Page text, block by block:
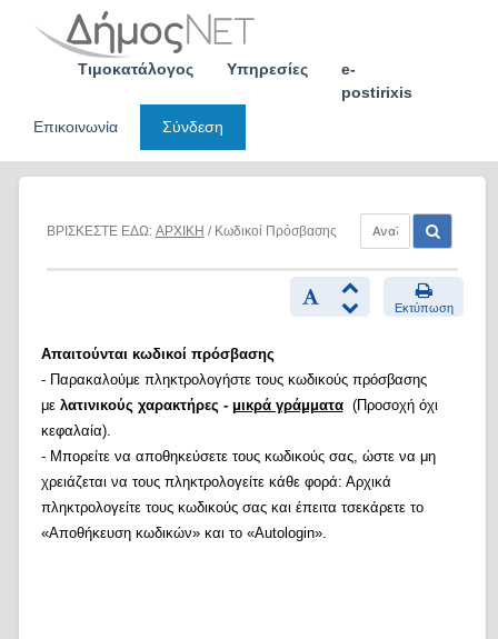
Τιμοκατάλογος Υπηρεσίες
e-
postirixis
Επικοινωνία
Σύνδεση
ΒΡΙΣΚΕΣΤΕ ΕΔΩ: ΑΡΧΙΚΗ / Κωδικοί Πρόσβασης
Εκτύπωση
Απαιτούνται κωδικοί πρόσβασης
- Παρακαλούμε πληκτρολογήστε τους κωδικούς πρόσβασης
με λατινικούς χαρακτήρες - μικρά γράμματα(Προσοχή όχι
κεφαλαία).
- Μπορείτε να αποθηκεύσετε τους κωδικούς σας, ώστε να μη
χρειάζεται να τους πληκτρολογείτε κάθε φορά: Αρχικά
πληκτρολογείτε τους κωδικούς σας και έπειτα τσεκάρετε το
«Αποθήκευση κωδικών» και το «Autologin».